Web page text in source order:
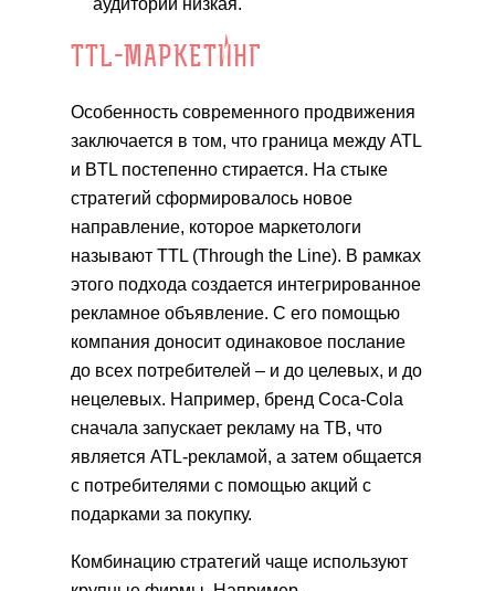
TTL-МАРКЕТИНГ
Особенность современного продвижения
заключается в том, что граница между ATL
и BTL постепенно стирается. На стыке
стратегий сформировалось новое
направление, которое маркетологи
называют TTL (Through the Line). В рамках
этого подхода создается интегрированное
рекламное объявление. С его помощью
компания доносит одинаковое послание
до всех потребителей – и до целевых, и до
нецелевых. Например, бренд Coca-Cola
сначала запускает рекламу на ТВ, что
является ATL-рекламой, а затем общается
с потребителями с помощью акций с
подарками за покупку.
Комбинацию стратегий чаще используют